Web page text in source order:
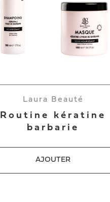
Laura Beauté
Routine kératine
barbarie
AJOUTER